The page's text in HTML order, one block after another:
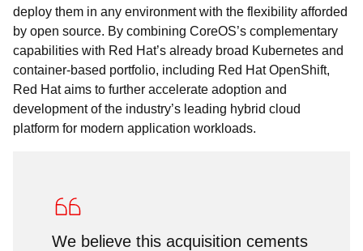
deploy them in any environment with the flexibility afforded
by open source. By combining CoreOS’s complementary
capabilities with Red Hat’s already broad Kubernetes and
container-based portfolio, including Red Hat OpenShift,
Red Hat aims to further accelerate adoption and
development of the industry’s leading hybrid cloud
platform for modern application workloads.
We believe this acquisition cements